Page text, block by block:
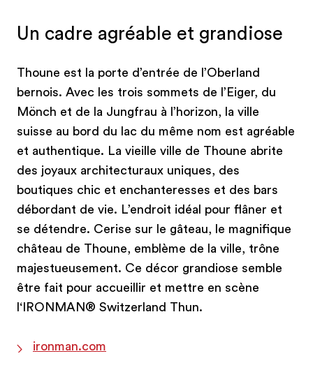
Un cadre agréable et grandiose
Thoune est la porte d’entrée de l’Oberland
bernois. Avec les trois sommets de l’Eiger, du
Mönch et de la Jungfrau à l’horizon, la ville
suisse au bord du lac du même nom est agréable
et authentique. La vieille ville de Thoune abrite
des joyaux architecturaux uniques, des
boutiques chic et enchanteresses et des bars
débordant de vie. L’endroit idéal pour flâner et
se détendre. Cerise sur le gâteau, le magnifique
château de Thoune, emblème de la ville, trône
majestueusement. Ce décor grandiose semble
être fait pour accueillir et mettre en scène
l‘IRONMAN® Switzerland Thun.
ironman.com